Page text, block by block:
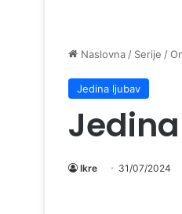
Naslovna / Serije /
Jedina ljubav
Ikre 31/07/2024